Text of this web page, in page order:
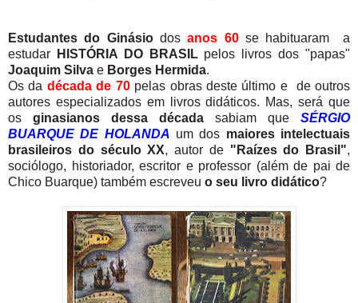
Estudantes do Ginásiodosanos 60se habituaram a
estudar
HISTÓRIA DO BRASILpelos livros dos "papas"
Joaquim Silva e Borges Hermida.
Os da década de 70pelas obras deste último e de outros
autores especializados em livros didáticos. Mas, será que
os ginasianos dessa década sabiam que SÉRGIO
BUARQUE DE HOLANDA um dos maiores intelectuais
brasileiros do século XX, autor de "Raízes do Brasil",
sociólogo, historiador, escritor e professor (além de pai de
Chico Buarque) também escreveu o seu livro didático?